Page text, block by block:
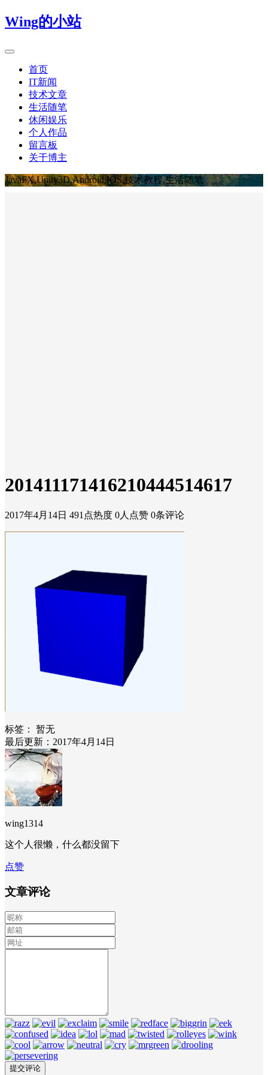
Wing的小站
首页
IT新闻
技术文章
生活随笔
休闲娱乐
个人作品
留言板
关于博主
JavaFX,Unity3D,Android,IOS,技术教程,生活随笔
201411171416210444514617
2017年4月14日 491点热度 0人点赞 0条评论
标签：
暂无
最后更新：2017年4月14日
wing1314
这个人很懒，什么都没留下
点赞
文章评论